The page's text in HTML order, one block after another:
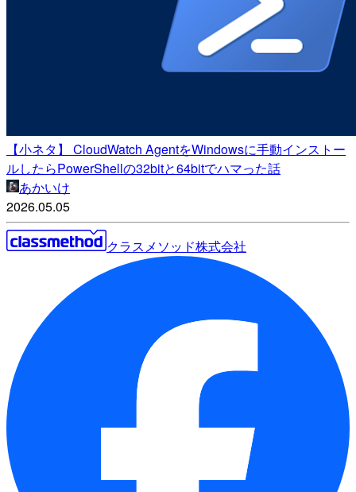
【小ネタ】 CloudWatch AgentをWindowsに手動インストー
ルしたらPowerShellの32bitと64bitでハマった話
あかいけ
2026.05.05
クラスメソッド株式会社